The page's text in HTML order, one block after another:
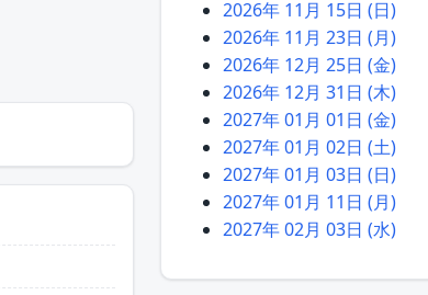
2026年 11月 15日 (日)
2026年 11月 23日 (月)
2026年 12月 25日 (金)
2026年 12月 31日 (木)
2027年 01月 01日 (金)
2027年 01月 02日 (土)
2027年 01月 03日 (日)
2027年 01月 11日 (月)
2027年 02月 03日 (水)